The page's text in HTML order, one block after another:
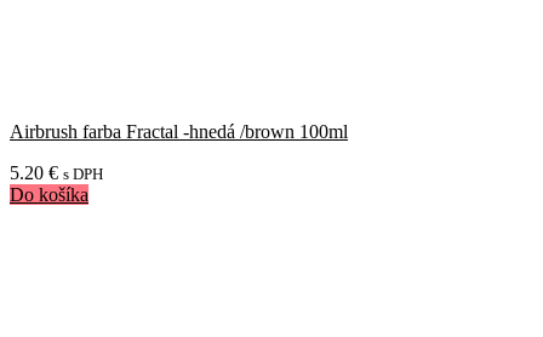
Airbrush farba Fractal -hnedá /brown 100ml
5.20 € s DPH
Do košíka